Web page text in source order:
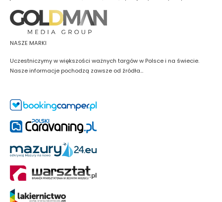
NASZE MARKI
Uczestniczymy w większości ważnych targów w Polsce i na świecie.
Nasze informacje pochodzą zawsze od źródła...